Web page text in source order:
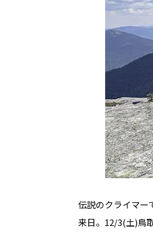
伝説のクライマー
来日。12/3(土)鳥